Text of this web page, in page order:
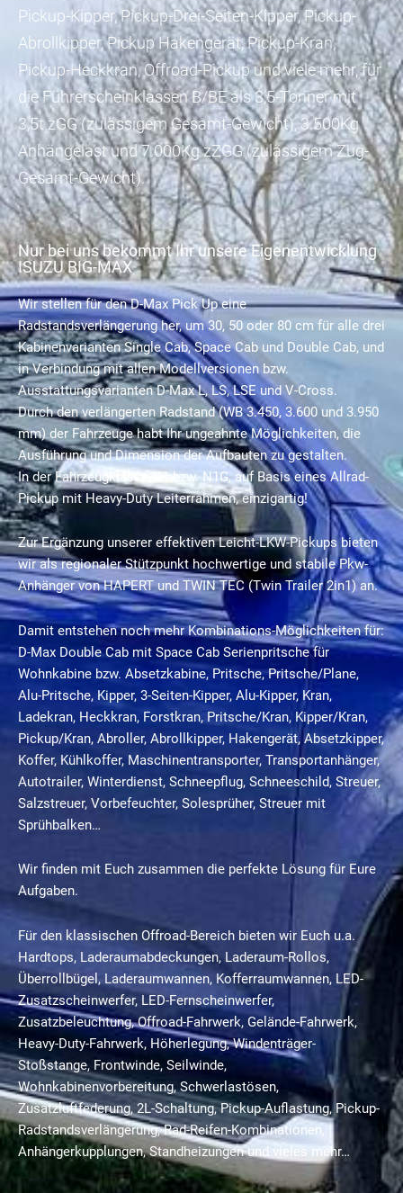
Pickup-Kipper, Pickup-Drei-Seiten-Kipper, Pickup-
Abrollkipper, Pickup Hakengerät, Pickup-Kran,
Pickup-Heckkran, Offroad-Pickup und viele mehr, für
die Führerscheinklassen B/BE als 3,5-Tonner mit
3,5t zGG (zulässigem Gesamt-Gewicht), 3.500Kg
Anhängelast und 7.000Kg zZGG (zulässigem Zug-
Gesamt-Gewicht).
Nur bei uns bekommt Ihr unsere Eigenentwicklung
ISUZU BIG-MAX
Wir stellen für den D-Max Pick Up eine
Radstandsverlängerung her, um 30, 50 oder 80 cm für alle drei
Kabinenvarianten Single Cab, Space Cab und Double Cab, und
in Verbindung mit allen Modellversionen bzw.
Ausstattungsvarianten D-Max L, LS, LSE und V-Cross.
Durch den verlängerten Radstand (WB 3.450, 3.600 und 3.950
mm) der Fahrzeuge habt Ihr ungeahnte Möglichkeiten, die
Ausführung und Dimension der Aufbauten zu gestalten.
In der Fahrzeugklasse N1 bzw. N1G, auf Basis eines Allrad-
Pickup mit Heavy-Duty Leiterrahmen, einzigartig!
Zur Ergänzung unserer effektiven Leicht-LKW-Pickups bieten
wir als regionaler Stützpunkt hochwertige und stabile Pkw-
Anhänger von HAPERT und TWIN TEC (Twin Trailer 2in1) an.
Damit entstehen noch mehr Kombinations-Möglichkeiten für:
D-Max Double Cab mit Space Cab Serienpritsche für
Wohnkabine bzw. Absetzkabine, Pritsche, Pritsche/Plane,
Alu-Pritsche, Kipper, 3-Seiten-Kipper, Alu-Kipper, Kran,
Ladekran, Heckkran, Forstkran, Pritsche/Kran, Kipper/Kran,
Pickup/Kran, Abroller, Abrollkipper, Hakengerät, Absetzkipper,
Koffer, Kühlkoffer, Maschinentransporter, Transportanhänger,
Autotrailer, Winterdienst, Schneepflug, Schneeschild, Streuer,
Salzstreuer, Vorbefeuchter, Solesprüher, Streuer mit
Sprühbalken…
Wir finden mit Euch zusammen die perfekte Lösung für Eure
Aufgaben.
Für den klassischen Offroad-Bereich bieten wir Euch u.a.
Hardtops, Laderaumabdeckungen, Laderaum-Rollos,
Überrollbügel, Laderaumwannen, Kofferraumwannen, LED-
Zusatzscheinwerfer, LED-Fernscheinwerfer,
Zusatzbeleuchtung, Offroad-Fahrwerk, Gelände-Fahrwerk,
Heavy-Duty-Fahrwerk, Höherlegung, Windenträger-
Stoßstange, Frontwinde, Seilwinde,
Wohnkabinenvorbereitung, Schwerlastösen,
Zusatzluftfederung, 2L-Schaltung, Pickup-Auflastung, Pickup-
Radstandsverlängerung, Rad-Reifen-Kombinationen,
Anhängerkupplungen, Standheizungen und vieles mehr…